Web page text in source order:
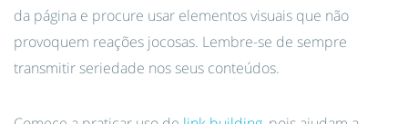
da página e procure usar elementos visuais que não
provoquem reações jocosas. Lembre-se de sempre
transmitir seriedade nos seus conteúdos.